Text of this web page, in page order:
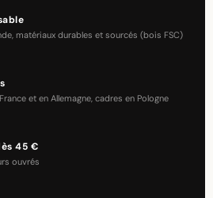
matériaux durables et sourcés (bois FSC)
et en Allemagne, cadres en Pologne
45 €
ouvrés